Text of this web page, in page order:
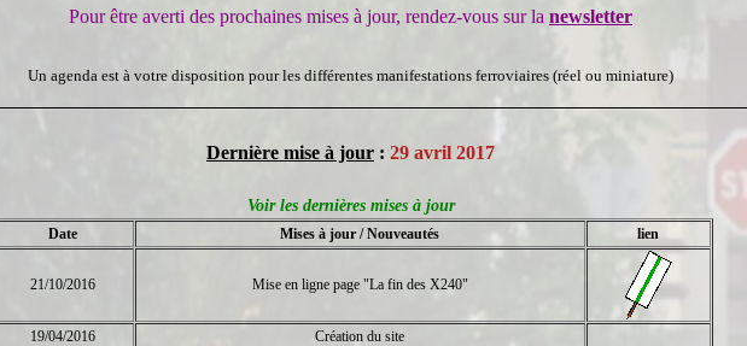
Pour être averti des prochaines mises à jour, rendez-vous sur la newsletter
Un agenda est à votre disposition pour les différentes manifestations ferroviaires (réel ou miniature)
Dernière mise à jour : 29 avril 2017
Voir les dernières mises à jour
Date Mises à jour / Nouveautés lien
21/10/2016 Mise en ligne page "La fin des X240"
19/04/2016 Création du site